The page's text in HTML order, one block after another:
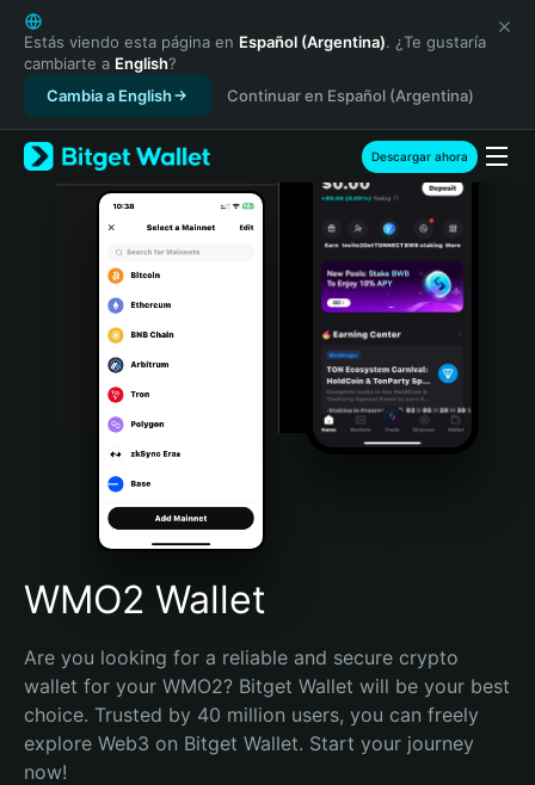
English
日本語
Tiếng Việt
Русский
Español (Latinoamérica)
Türkçe
Italiano
Português (Portugal)
Bahasa Indonesia
Português (Brasil)
Español (Argentina)
Estás viendo esta página en Español (Argentina). ¿Te gustaría
cambiarte a English?
Cambia a English
Continuar en Español (Argentina)
Descargar ahora
WMO2 Wallet
Are you looking for a reliable and secure crypto
wallet for your WMO2? Bitget Wallet will be your best
choice. Trusted by 40 million users, you can freely
explore Web3 on Bitget Wallet. Start your journey
now!